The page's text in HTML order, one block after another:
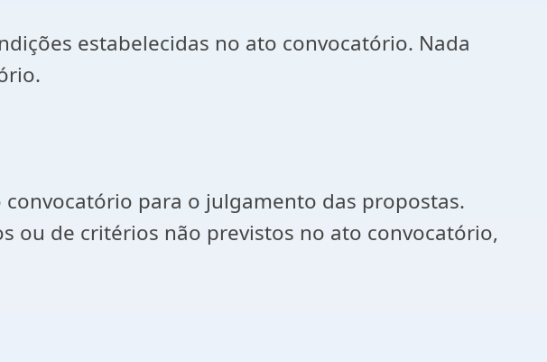
estabelecidas no ato convocatório. Nada
para o julgamento das propostas.
ou de critérios não previstos no ato convocatório,